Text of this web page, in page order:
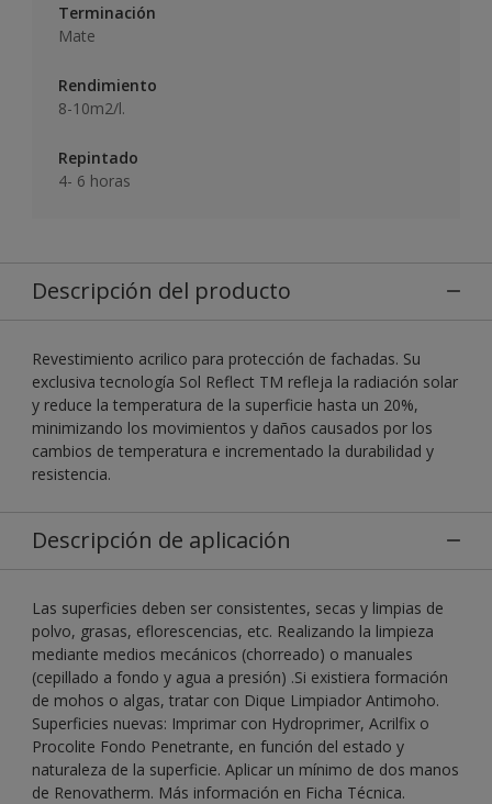
Terminación
Mate
Rendimiento
8-10m2/l.
Repintado
4- 6 horas
Descripción del producto
Revestimiento acrilico para protección de fachadas. Su
exclusiva tecnología Sol Reflect TM refleja la radiación solar
y reduce la temperatura de la superficie hasta un 20%,
minimizando los movimientos y daños causados por los
cambios de temperatura e incrementado la durabilidad y
resistencia.
Descripción de aplicación
Las superficies deben ser consistentes, secas y limpias de
polvo, grasas, eflorescencias, etc. Realizando la limpieza
mediante medios mecánicos (chorreado) o manuales
(cepillado a fondo y agua a presión) .Si existiera formación
de mohos o algas, tratar con Dique Limpiador Antimoho.
Superficies nuevas: Imprimar con Hydroprimer, Acrilfix o
Procolite Fondo Penetrante, en función del estado y
naturaleza de la superficie. Aplicar un mínimo de dos manos
de Renovatherm. Más información en Ficha Técnica.